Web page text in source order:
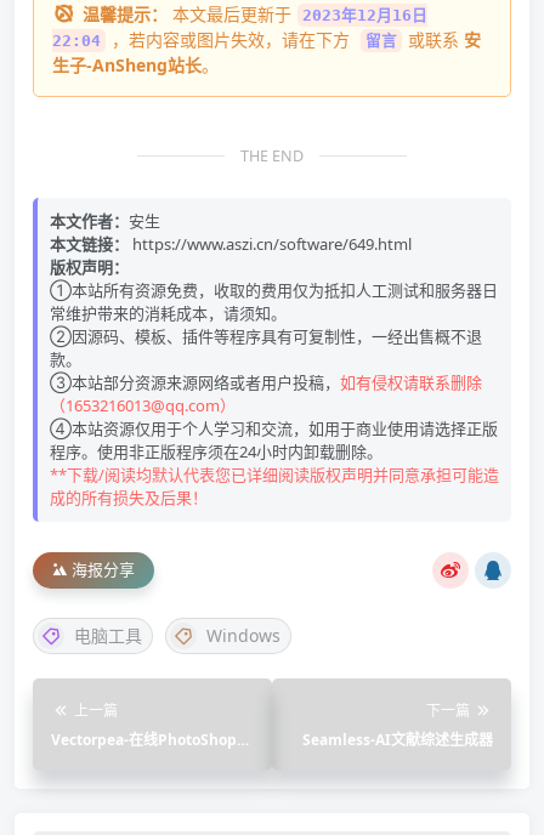
温馨提示： 本文最后更新于
2023年12月16日
22:04
，若内容或图片失效，请在下方 留言 或联系 安
生子-AnSheng站长。
THE END
本文作者： 安生
本文链接：
https://www.aszi.cn/software/649.html
版权声明：
①本站所有资源免费，收取的费用仅为抵扣人工测试和服务器日
常维护带来的消耗成本，请须知。
②因源码、模板、插件等程序具有可复制性，一经出售概不退
款。
③本站部分资源来源网络或者用户投稿， 如有侵权请联系删除
（1653216013@qq.com）
④本站资源仅用于个人学习和交流，如用于商业使用请选择正版
程序。使用非正版程序须在24小时内卸载删除。
**下载/阅读均默认代表您已详细阅读版权声明并同意承担可能造
成的所有损失及后果！
海报分享
电脑工具 Windows
上一篇
Vectorpea-在线PhotoShop网
下一篇
Seamless-AI文献综述生成器